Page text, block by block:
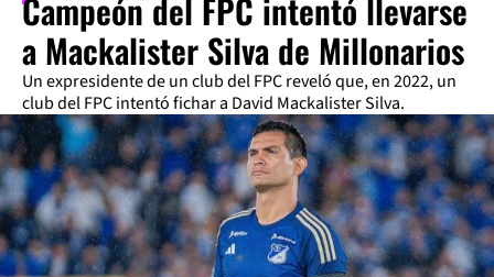
Campeón del FPC intentó llevarse
a Mackalister Silva de Millonarios
Un expresidente de un club del FPC reveló que, en 2022, un
club del FPC intentó fichar a David Mackalister Silva.